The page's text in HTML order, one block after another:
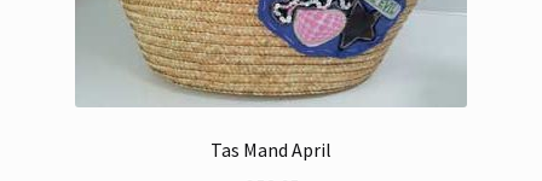
Tas Mand April